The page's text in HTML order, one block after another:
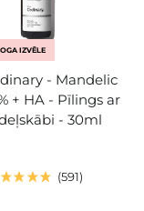
IZVĒLE
- Mandelic
+ HA - Pīlings ar
- 30ml
591